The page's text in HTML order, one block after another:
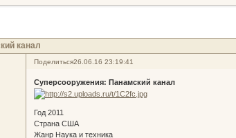
канал
Поделиться26.06.16 23:19:41
Суперсооружения: Панамский канал
Год 2011
Страна США
Жанр Наука и техника